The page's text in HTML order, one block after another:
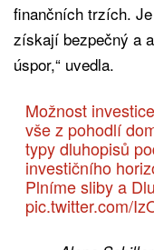
finančních trzích.
získají bezpečný a
úspor,“ uvedla.
Možnost
vše z pohodlí
typy dluhopisů
investičního
Plníme sliby a
pic.twitter.com/